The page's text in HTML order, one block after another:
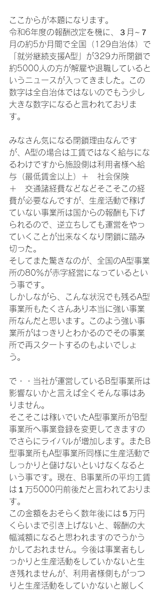
ここからが本題になります。
令和6年度の報酬改定を機に、３月~７
月の約5か月間で全国（129自治体）で
「就労継続支援A型」が329カ所閉鎖で
約5000人の方が解雇や退職していると
いうニュースが入ってきました。この
数字は全自治体ではないのでもう少し
大きな数字になると言われておりま
す。
みなさん気になる閉鎖理由なんです
が、A型の場合は工賃ではなく給与にな
るわけですから施設側は利用者様へ給
与（最低賃金以上）＋　社会保険
＋　交通諸経費などなどそこそこの経
費が必要なんですが、生産活動で稼げ
ていない事業所は国からの報酬も下げ
られるので、逆立ちしても運営をやっ
ていくことが出来なくなり閉鎖に踏み
切った。
そしてまた驚きなのが、全国のA型事業
所の80％が赤字経営になっているとい
う事です。
しかしながら、こんな状況でも残るA型
事業所もたくさんあり本当に強い事業
所なんだと思います。このよう強い事
業所がはっきりとわかるのでその事業
所で再スタートするのもよいでしょ
う。
で・・当社が運営しているB型事業所は
影響ないかと言えば全くそんな事はあ
りません。
そこそこは稼いでいたA型事業所がB型
事業所へ事業登録を変更してきますの
でさらにライバルが増加します。またB
型事業所もA型事業所同様に生産活動で
しっかりと儲けないといけなくなると
いう事です。現在、B事業所の平均工賃
は１万5000円前後だと言われておりま
す。
この金額をおそらく数年後には５万円
くらいまで引き上げないと、報酬の大
幅減額になると思われますのでうかう
かしておれません。今後は事業者もし
っかりと生産活動をしていかないと生
き残れませんが、利用者様側もがっつ
りと生産活動をしていかないと厳しく